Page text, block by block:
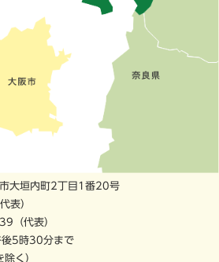
大垣内町2丁目1番20号
代表）
（代表）
後5時30分まで
く）